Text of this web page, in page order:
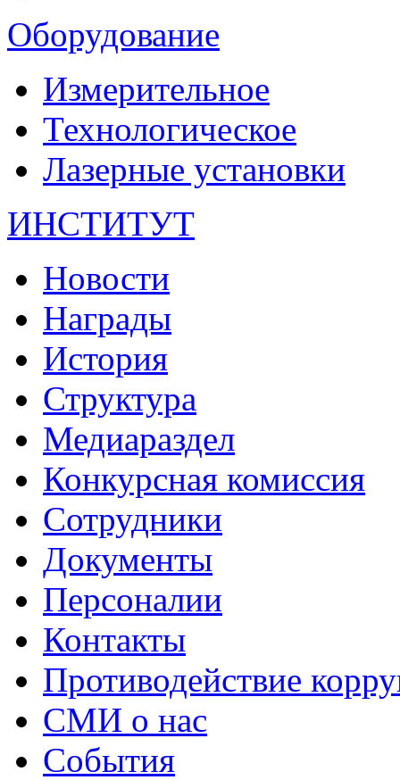
Оборудование
Измерительное
Технологическое
Лазерные установки
ИНСТИТУТ
Новости
Награды
История
Структура
Медиараздел
Конкурсная комиссия
Сотрудники
Документы
Персоналии
Контакты
Противодействие
СМИ о нас
События